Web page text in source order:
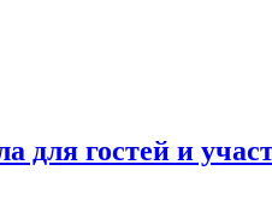
для гостей и